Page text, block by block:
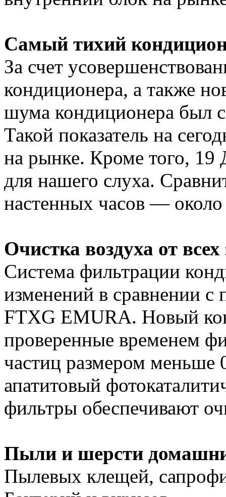
Самый тихий
За счет
кондиционера, а также
шума кондиционера был
Такой показатель на
на рынке. Кроме того, 19
для нашего слуха.
настенных часов —
Очистка воздуха от
Система фильтрации
изменений в сравнении
FTXG EMURA. Новый
проверенные временем
частиц размером меньше
апатитовый
фильтры обеспечивают
Пыли и шерсти
Пылевых клещей,